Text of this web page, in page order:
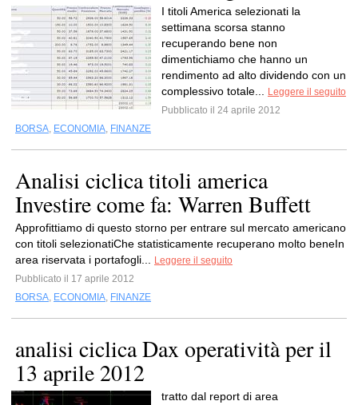
I titoli America selezionati la
settimana scorsa stanno
recuperando bene non
dimentichiamo che hanno un
rendimento ad alto dividendo con un
complessivo totale...
Leggere il seguito
Pubblicato il 24 aprile 2012
BORSA, ECONOMIA, FINANZE
Analisi ciclica titoli america
Investire come fa: Warren Buffett
Approfittiamo di questo storno per entrare sul mercato americano
con titoli selezionatiChe statisticamente recuperano molto beneIn
area riservata i portafogli...
Leggere il seguito
Pubblicato il 17 aprile 2012
BORSA, ECONOMIA, FINANZE
analisi ciclica Dax operatività per il
13 aprile 2012
tratto dal report di area